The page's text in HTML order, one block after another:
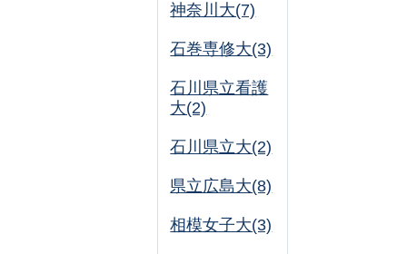
神奈川大(7)
石巻専修大(3)
石川県立看護
大(2)
石川県立大(2)
県立広島大(8)
相模女子大(3)